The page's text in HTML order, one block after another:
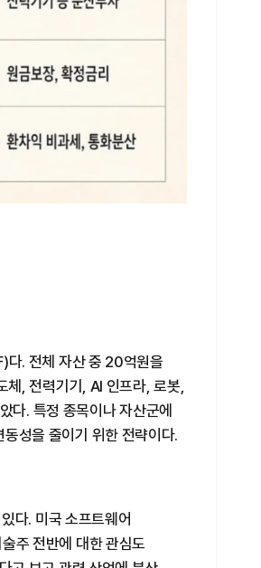
다. 전체 자산 중 20억원을
, 전력기기, AI 인프라, 로봇,
. 특정 종목이나 자산군에
성을 줄이기 위한 전략이다.
다. 미국 소프트웨어
주 전반에 대한 관심도